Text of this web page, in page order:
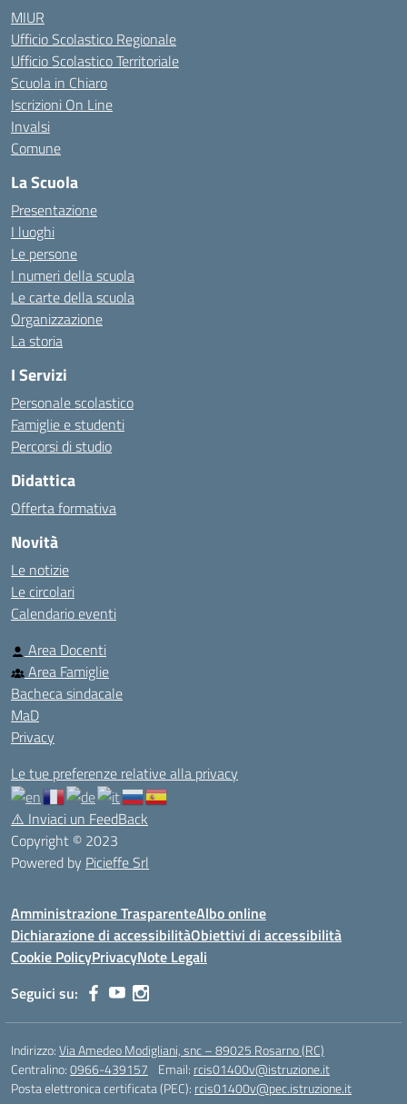
MIUR
Ufficio Scolastico Regionale
Ufficio Scolastico Territoriale
Scuola in Chiaro
Iscrizioni On Line
Invalsi
Comune
La Scuola
Presentazione
I luoghi
Le persone
I numeri della scuola
Le carte della scuola
Organizzazione
La storia
I Servizi
Personale scolastico
Famiglie e studenti
Percorsi di studio
Didattica
Offerta formativa
Novità
Le notizie
Le circolari
Calendario eventi
Area Docenti
Area Famiglie
Bacheca sindacale
MaD
Privacy
Le tue preferenze relative alla privacy
⚠️ Inviaci un FeedBack
Copyright © 2023
Powered by Picieffe Srl
Amministrazione TrasparenteAlbo online
Dichiarazione di accessibilitàObiettivi di accessibilità
Cookie PolicyPrivacyNote Legali
Seguici su:
Indirizzo:Via Amedeo Modigliani, snc – 89025 Rosarno (RC)
Centralino:0966-439157 Email: rcis01400v@istruzione.it
Posta elettronica certificata (PEC): rcis01400v@pec.istruzione.it